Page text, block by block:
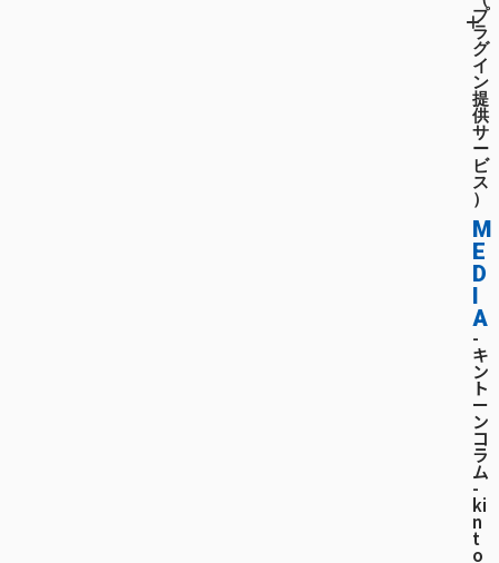
プ
ラ
グ
イ
ン
提
供
サ
ー
ビ
ス
）
M
E
D
I
A
-
キ
ン
ト
ー
ン
コ
ラ
ム
-
ki
n
t
o